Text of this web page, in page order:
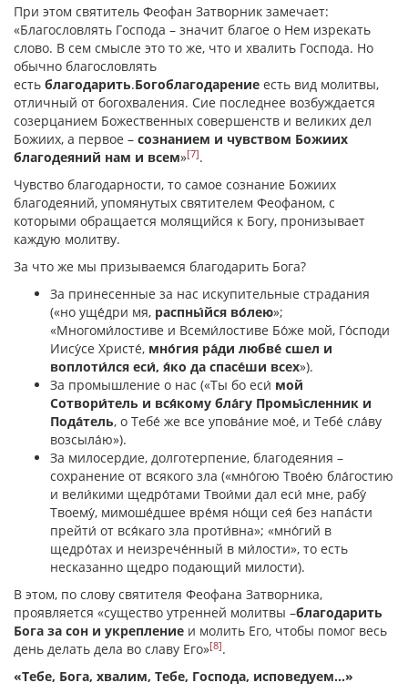
При этом святитель Феофан Затворник замечает:
«Благословлять Господа – значит благое о Нем изрекать
слово. В сем смысле это то же, что и хвалить Господа. Но
обычно благословлять
есть благодарить.Богоблагодарение есть вид молитвы,
отличный от богохваления. Сие последнее возбуждается
созерцанием Божественных совершенств и великих дел
Божиих, а первое – сознанием и чувством Божиих
благодеяний нам и всем»[7].
Чувство благодарности, то самое сознание Божиих
благодеяний, упомянутых святителем Феофаном, с
которыми обращается молящийся к Богу, пронизывает
каждую молитву.
За что же мы призываемся благодарить Бога?
За принесенные за нас искупительные страдания
(«но уще́дри мя, распны́йся во́лею»;
«Многоми́лостиве и Всеми́лостиве Бо́же мой, Го́споди
Иису́се Христе́, мно́гия ра́ди любве́ сшел и
воплоти́лся еси́, я́ко да спасе́ши всех»).
За промышление о нас («Ты бо еси́ мой
Сотвори́тель и вся́кому бла́гу Промы́сленник и
Пода́тель, о Тебе́ же все упова́ние мое́, и Тебе́ сла́ву
возсыла́ю»).
За милосердие, долготерпение, благодеяния –
сохранение от всякого зла («мно́гою Твое́ю бла́гостию
и вели́кими щедро́тами Твои́ми дал еси́ мне, рабу́
Твоему́, мимоше́дшее вре́мя но́щи сея́ без напа́сти
прейти́ от вся́каго зла проти́вна»; «мно́гий в
щедро́тах и неизрече́нный в ми́лости», то есть
несказанно щедро подающий милости).
В этом, по слову святителя Феофана Затворника,
проявляется «существо утренней молитвы –благодарить
Бога за сон и укрепление и молить Его, чтобы помог весь
день делать дела во славу Его»[8].
«Тебе, Бога, хвалим, Тебе, Господа, исповедуем…»